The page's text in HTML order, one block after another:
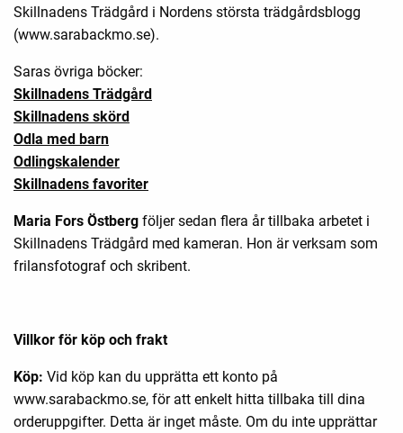
Skillnadens Trädgård i Nordens största trädgårdsblogg
(www.sarabackmo.se).
Saras övriga böcker:
Skillnadens Trädgård
Skillnadens skörd
Odla med barn
Odlingskalender
Skillnadens favoriter
Maria Fors Östberg följer sedan flera år tillbaka arbetet i
Skillnadens Trädgård med kameran. Hon är verksam som
frilansfotograf och skribent.
Villkor för köp och frakt
Köp: Vid köp kan du upprätta ett konto på
www.sarabackmo.se, för att enkelt hitta tillbaka till dina
orderuppgifter. Detta är inget måste. Om du inte upprättar